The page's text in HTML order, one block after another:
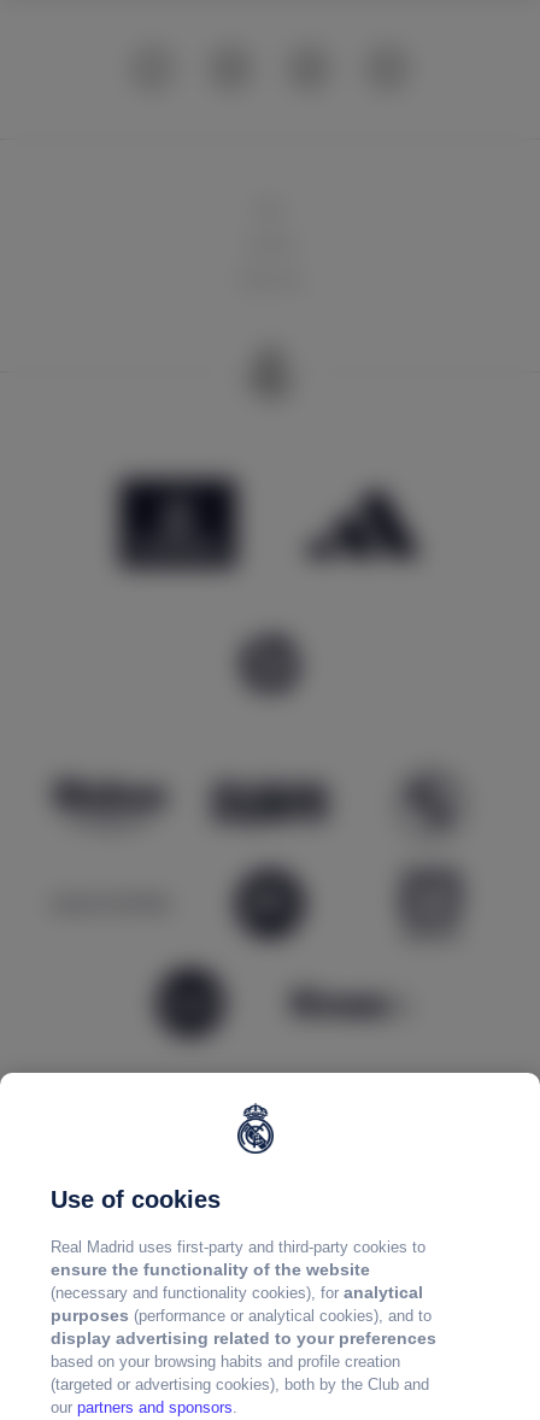
Use of cookies
Real Madrid uses first-party and third-party cookies to
ensure the functionality of the website
(necessary and functionality cookies), foranalytical
purposes (performance or analytical cookies), and to
display advertising related to your preferences
based on your browsing habits and profile creation
(targeted or advertising cookies), both by the Club and
ourpartners and sponsors.